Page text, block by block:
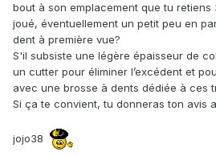
bout à son emplacement que tu
joué, éventuellement un petit peu en
dent à première vue?
S'il subsiste une légère épaisseur de
un cutter pour éliminer l’excédent et
avec une brosse à dents dédiée à ces
Si ça te convient, tu donneras ton avis
jojo38